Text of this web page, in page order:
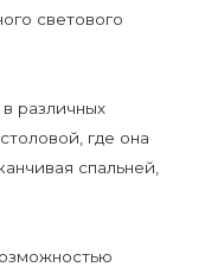
светового
различных
где она
спальней,